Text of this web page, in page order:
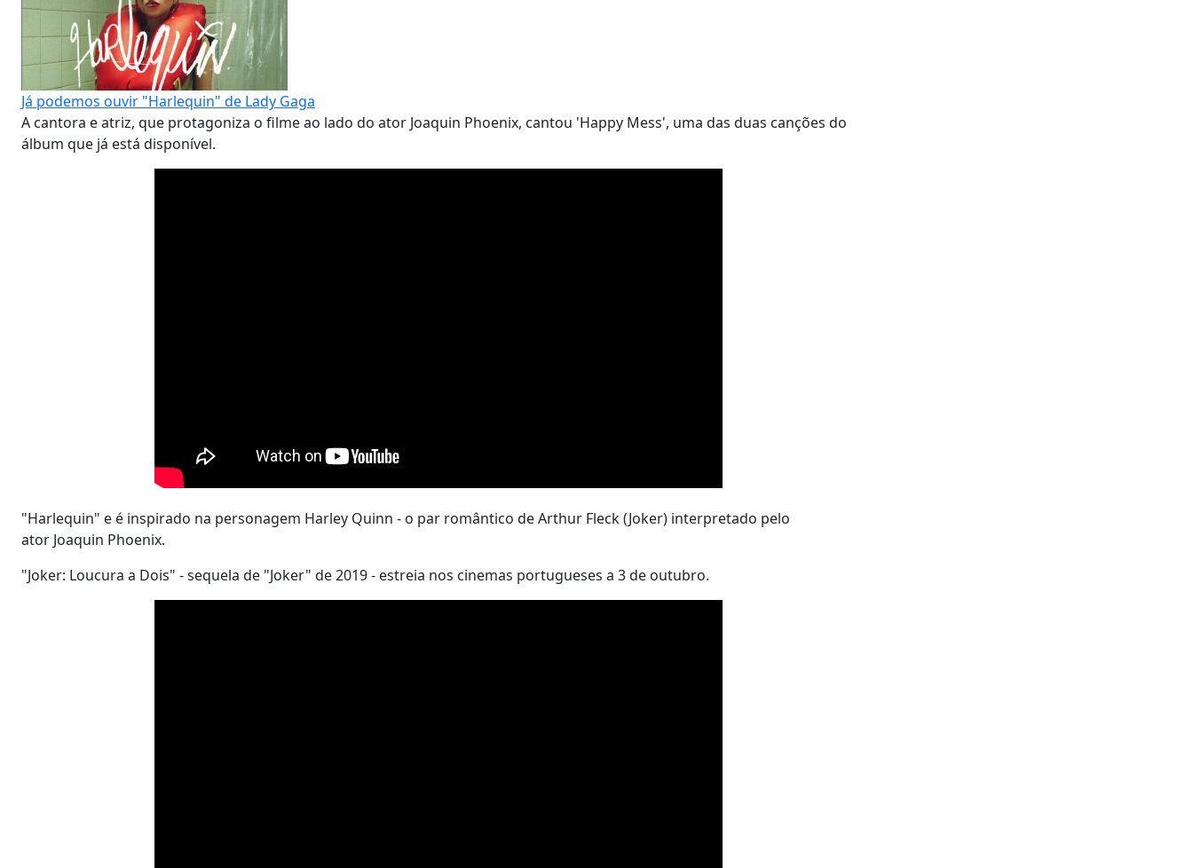
Já podemos ouvir "Harlequin" de Lady Gaga
A cantora e atriz, que protagoniza o filme ao lado do ator Joaquin Phoenix, cantou 'Happy Mess', uma das duas canções do
álbum que já está disponível.
"Harlequin" e é inspirado na personagem Harley Quinn - o par romântico de Arthur Fleck (Joker) interpretado pelo
ator Joaquin Phoenix.
"Joker: Loucura a Dois" - sequela de "Joker" de 2019 - estreia nos cinemas portugueses a 3 de outubro.